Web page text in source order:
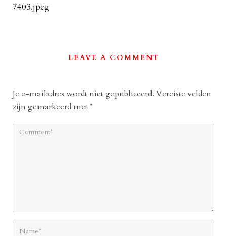
7403.jpeg
LEAVE A COMMENT
Je e-mailadres wordt niet gepubliceerd. Vereiste velden
zijn gemarkeerd met*